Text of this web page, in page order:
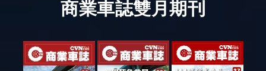
商業車誌雙月期刊